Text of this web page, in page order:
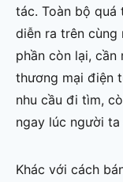
tác. Toàn bộ quá
diễn ra trên cùng
phần còn lại, cần
thương mại điện
nhu cầu đi tìm,
ngay lúc người
Khác với cách